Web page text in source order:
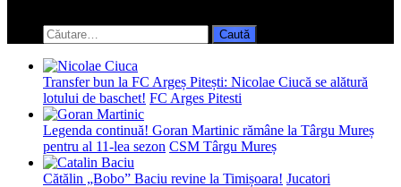
search
form
Caută
după:
Transfer bun la FC Argeș Pitești: Nicolae Ciucă se alătură
lotului de baschet! FC Arges Pitesti
Legenda continuă! Goran Martinic rămâne la Târgu Mureș
pentru al 11-lea sezon CSM Târgu Mureș
Cătălin „Bobo” Baciu revine la Timișoara! Jucatori